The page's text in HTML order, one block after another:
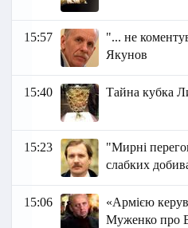
15:57
"... не
Якунов
15:40 Тайна кубка
15:23
"Мирні
слабких
15:06
«Армією
Муженко про